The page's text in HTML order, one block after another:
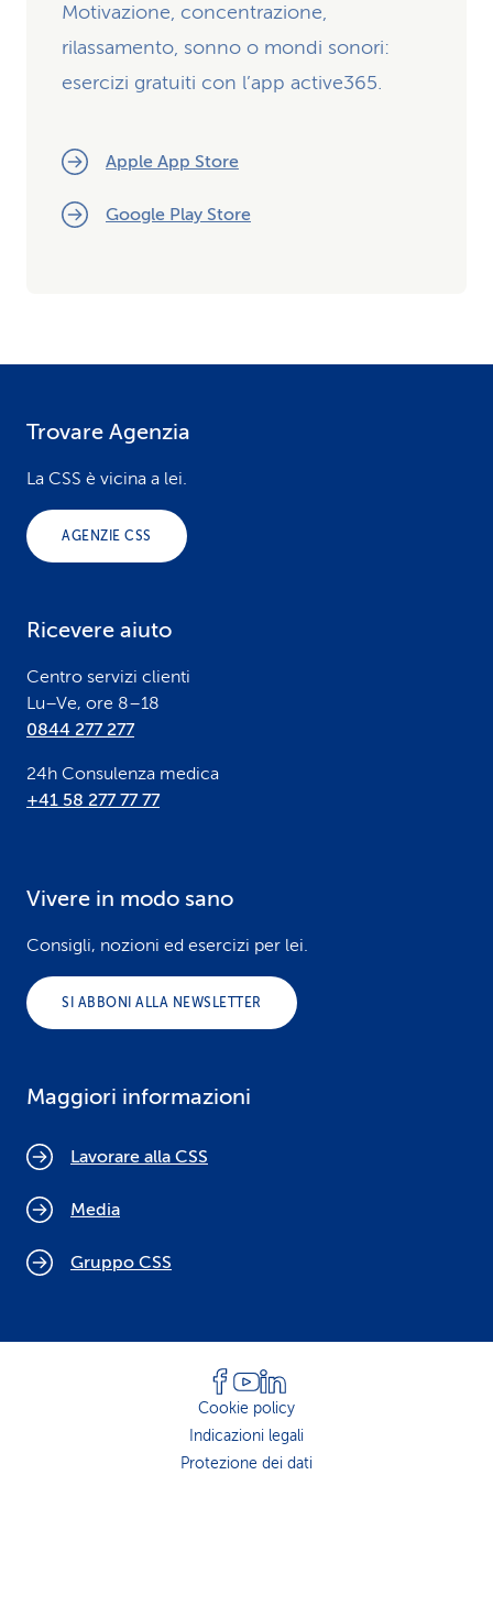
Motivazione, concentrazione,
rilassamento, sonno o mondi sonori:
esercizi gratuiti con l’app active365.
Apple App Store
Google Play Store
Trovare Agenzia
La CSS è vicina a lei.
AGENZIE CSS
Ricevere aiuto
Centro servizi clienti
Lu–Ve, ore 8–18
0844 277 277
24h Consulenza medica
+41 58 277 77 77
Vivere in modo sano
Consigli, nozioni ed esercizi per lei.
SI ABBONI ALLA NEWSLETTER
Maggiori informazioni
Lavorare alla CSS
Media
Gruppo CSS
Cookie policy
Indicazioni legali
Protezione dei dati